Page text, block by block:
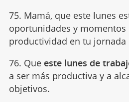
75. Mamá, que este lunes
oportunidades y momentos
productividad en tu jornada
76. Que este lunes de
a ser más productiva y a
objetivos.